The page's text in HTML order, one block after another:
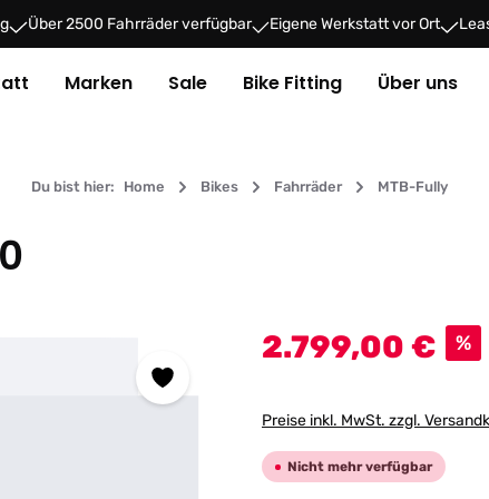
Über 2500 Fahrräder verfügbar Eigene Werkstatt vor Ort
Marken Sale Bike Fitting Über uns
Du bist hier: Home Bikes Fahrräder MTB-Fully
Verkaufspreis:
2.799,00 € %
Preise inkl. MwSt. zzgl.
Nicht mehr verfügbar